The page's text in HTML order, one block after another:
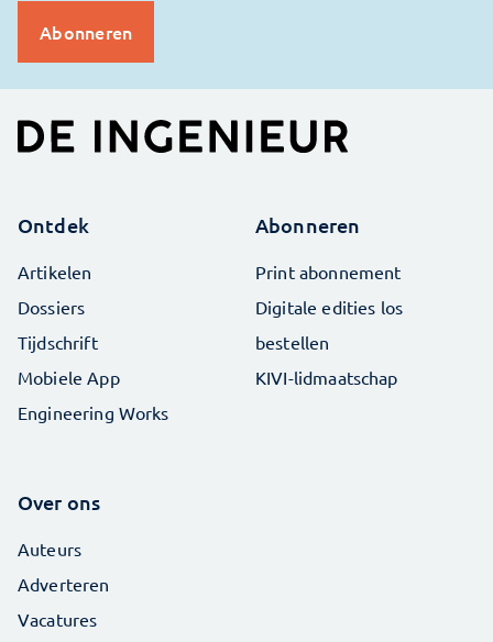
Ontdek
Artikelen
Dossiers
Tijdschrift
Mobiele App
Engineering Works
Abonneren
Print abonnement
Digitale edities los
bestellen
KIVI-lidmaatschap
Over ons
Auteurs
Adverteren
Vacatures